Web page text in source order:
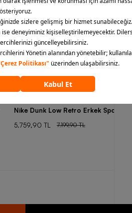
Nike Dunk Low Retro Erkek Spor
5.759,90 TL
7.199,90 TL